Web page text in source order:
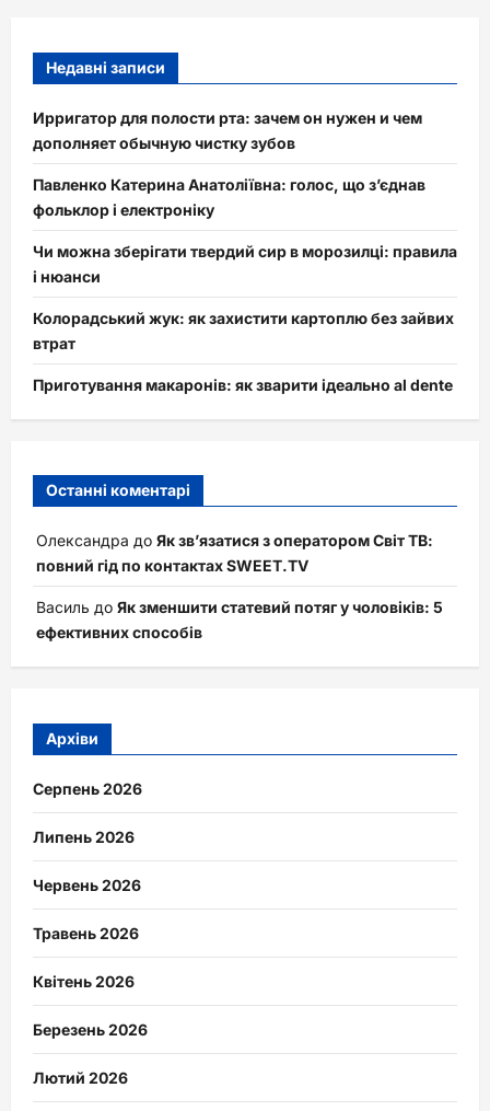
Недавні записи
Ирригатор для полости рта: зачем он нужен и чем
дополняет обычную чистку зубов
Павленко Катерина Анатоліївна: голос, що з’єднав
фольклор і електроніку
Чи можна зберігати твердий сир в морозилці: правила
і нюанси
Колорадський жук: як захистити картоплю без зайвих
втрат
Приготування макаронів: як зварити ідеально al dente
Останні коментарі
Олександра до Як зв’язатися з оператором Світ ТВ:
повний гід по контактах SWEET.TV
Василь до Як зменшити статевий потяг у чоловіків: 5
ефективних способів
Архіви
Серпень 2026
Липень 2026
Червень 2026
Травень 2026
Квітень 2026
Березень 2026
Лютий 2026